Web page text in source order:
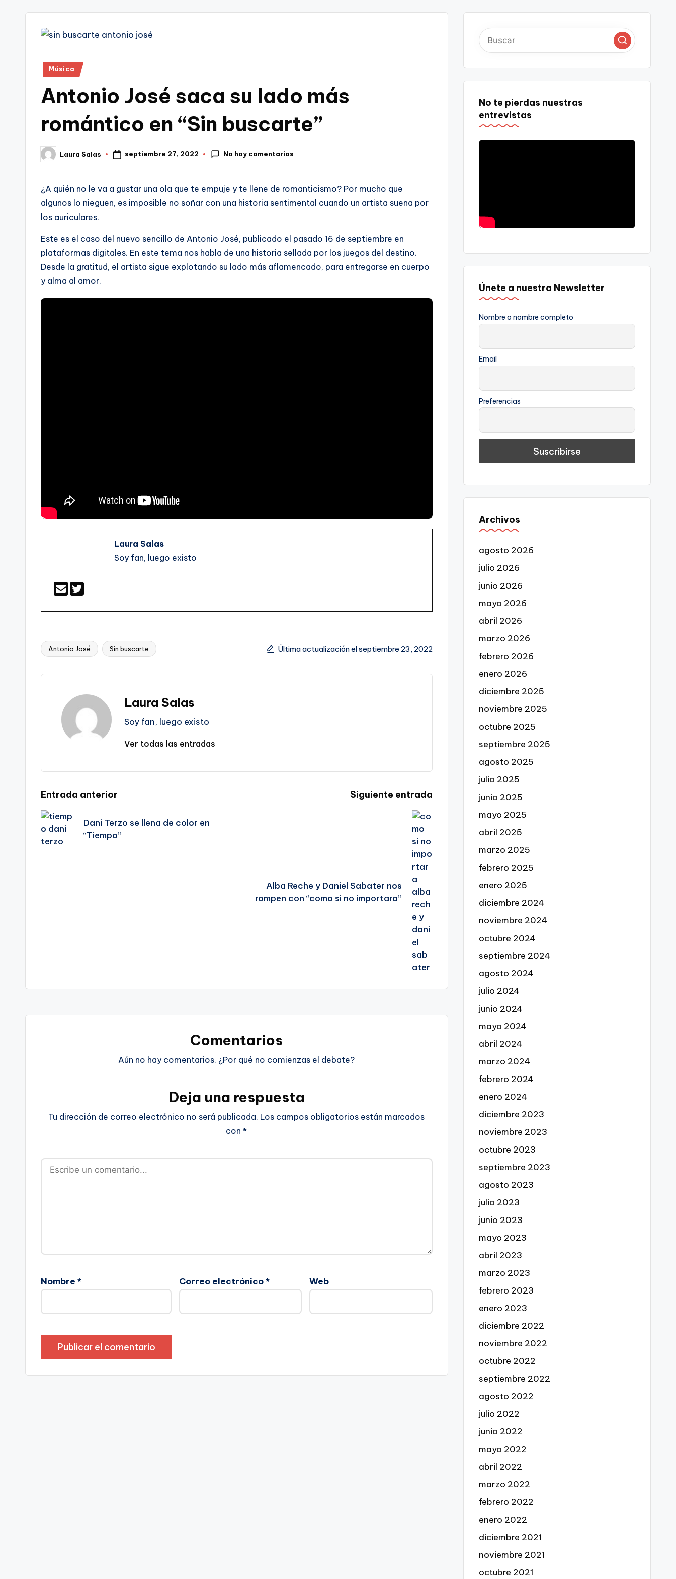
Publicado
Música
Antonio José saca su lado más
romántico en “Sin buscarte”
Publicado
por
Laura Salas septiembre 27, 2022 No hay comentarios
¿A quién no le va a gustar una ola que te empuje y te llene de romanticismo? Por mucho que
algunos lo nieguen, es imposible no soñar con una historia sentimental cuando un artista suena por
los auriculares.
Este es el caso del nuevo sencillo de Antonio José, publicado el pasado 16 de septiembre en
plataformas digitales. En este tema nos habla de una historia sellada por los juegos del destino.
Desde la gratitud, el artista sigue explotando su lado más aflamencado, para entregarse en cuerpo
y alma al amor.
Laura Salas
Soy fan, luego existo
Etiquetas:
Antonio José Sin buscarte Última actualización el septiembre 23, 2022
Laura Salas
Soy fan, luego existo
Ver todas las entradas
Navegación
de
entradas
Entrada anterior
Dani Terzo se llena de color en
“Tiempo”
Siguiente entrada
Alba Reche y Daniel Sabater nos
rompen con “como si no importara”
Comentarios
Aún no hay comentarios. ¿Por qué no comienzas el debate?
Deja una respuesta
Tu dirección de correo electrónico no será publicada. Los campos obligatorios están marcados
con*
Nombre * Correo electrónico* Web
No te pierdas nuestras
entrevistas
Únete a nuestra Newsletter
Nombre o nombre completo
Email
Preferencias
Archivos
agosto 2026
julio 2026
junio 2026
mayo 2026
abril 2026
marzo 2026
febrero 2026
enero 2026
diciembre 2025
noviembre 2025
octubre 2025
septiembre 2025
agosto 2025
julio 2025
junio 2025
mayo 2025
abril 2025
marzo 2025
febrero 2025
enero 2025
diciembre 2024
noviembre 2024
octubre 2024
septiembre 2024
agosto 2024
julio 2024
junio 2024
mayo 2024
abril 2024
marzo 2024
febrero 2024
enero 2024
diciembre 2023
noviembre 2023
octubre 2023
septiembre 2023
agosto 2023
julio 2023
junio 2023
mayo 2023
abril 2023
marzo 2023
febrero 2023
enero 2023
diciembre 2022
noviembre 2022
octubre 2022
septiembre 2022
agosto 2022
julio 2022
junio 2022
mayo 2022
abril 2022
marzo 2022
febrero 2022
enero 2022
diciembre 2021
noviembre 2021
octubre 2021